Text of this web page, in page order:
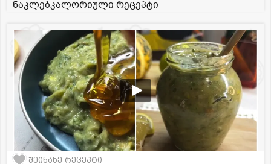
ნაკლებკალორიული რეცეპტი
შეინახე რეცეპტი